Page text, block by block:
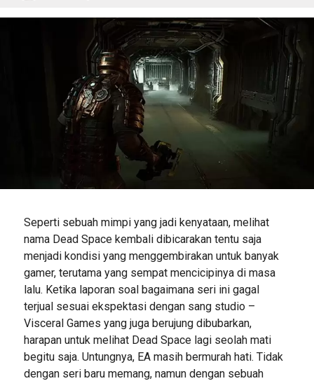
Seperti sebuah mimpi yang jadi kenyataan, melihat
nama Dead Space kembali dibicarakan tentu saja
menjadi kondisi yang menggembirakan untuk banyak
gamer, terutama yang sempat mencicipinya di masa
lalu. Ketika laporan soal bagaimana seri ini gagal
terjual sesuai ekspektasi dengan sang studio –
Visceral Games yang juga berujung dibubarkan,
harapan untuk melihat Dead Space lagi seolah mati
begitu saja. Untungnya, EA masih bermurah hati. Tidak
dengan seri baru memang, namun dengan sebuah